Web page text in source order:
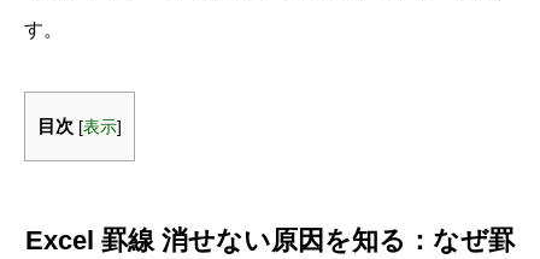
す。
目次 [表示]
Excel 罫線 消せない原因を知る：なぜ罫